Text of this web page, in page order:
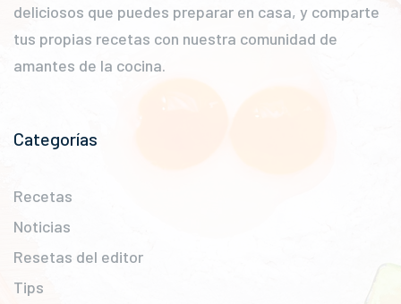
deliciosos que puedes preparar en casa, y comparte
tus propias recetas con nuestra comunidad de
amantes de la cocina.
Categorías
Recetas
Noticias
Resetas del editor
Tips